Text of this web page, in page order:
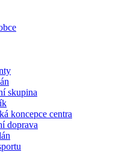
skupina
koncepce centra
doprava